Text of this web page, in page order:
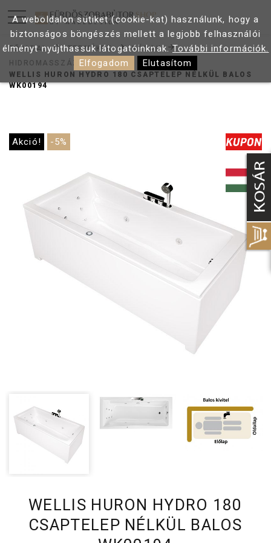
FŐOLDAL TERMÉKEK
KÁDAK
HIDROMASSZÁZS KÁDAK
WELLIS HURON HYDRO 180 CSAPTELEP NÉLKÜL BALOS
WK00194
Akció! -5%
WELLIS HURON HYDRO 180
CSAPTELEP NÉLKÜL BALOS
A weboldalon sütiket (cookie-kat) használunk, hogy a
biztonságos böngészés mellett a legjobb felhasználói
élményt nyújthassuk látogatóinknak.További információk.
Elfogadom
Elutasítom